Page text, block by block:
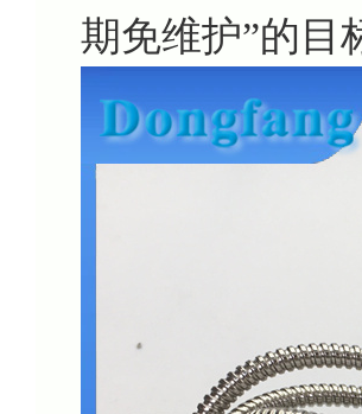
期免维护”的目